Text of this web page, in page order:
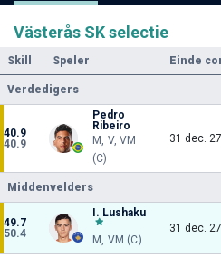
Västerås SK selectie
Skill Speler Einde
Verdedigers
40.9
40.9
Pedro
Ribeiro
M, V, VM
(C)
31 dec. 27
Middenvelders
49.7
50.4
I. Lushaku
M, VM (C)
31 dec. 27